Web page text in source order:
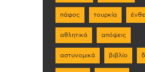
πάφος τουρκία
αθλητικά απόψεις
αστυνομικά βιβλίο